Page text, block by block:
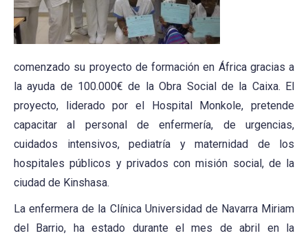
comenzado su proyecto de formación en África gracias a
la ayuda de 100.000€ de la Obra Social de la Caixa. El
proyecto, liderado por el Hospital Monkole, pretende
capacitar al personal de enfermería, de urgencias,
cuidados intensivos, pediatría y maternidad de los
hospitales públicos y privados con misión social, de la
ciudad de Kinshasa.
La enfermera de la Clínica Universidad de Navarra Miriam
del Barrio, ha estado durante el mes de abril en la